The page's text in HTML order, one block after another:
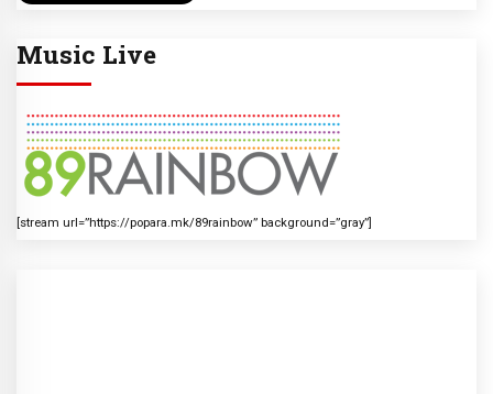
Music Live
[stream url=”https://popara.mk/89rainbow” background=”gray”]